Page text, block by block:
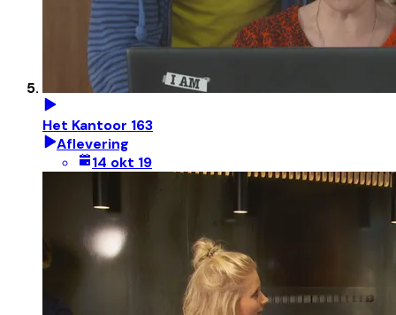
Het Kantoor 163
Aflevering
14 okt 19